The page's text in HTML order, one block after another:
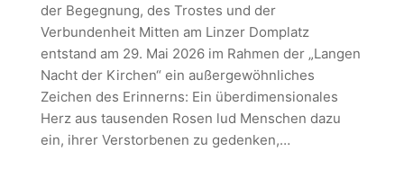
der Begegnung, des Trostes und der
Verbundenheit Mitten am Linzer Domplatz
entstand am 29. Mai 2026 im Rahmen der „Langen
Nacht der Kirchen“ ein außergewöhnliches
Zeichen des Erinnerns: Ein überdimensionales
Herz aus tausenden Rosen lud Menschen dazu
ein, ihrer Verstorbenen zu gedenken,…